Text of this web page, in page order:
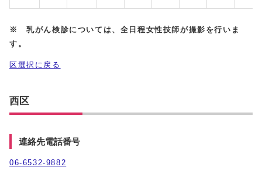
※ 乳がん検診については、全日程女性技師が撮影を行いま
す。
区選択に戻る
西区
連絡先電話番号
06-6532-9882